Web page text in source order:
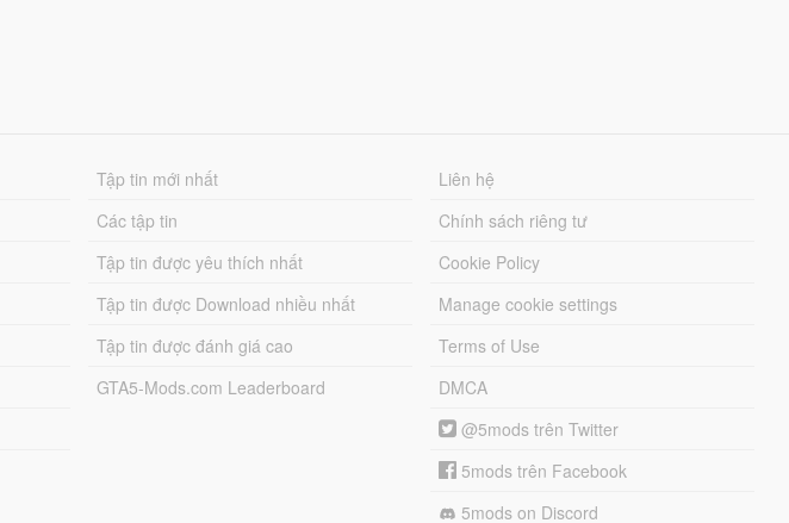
Tập tin mới nhất
Các tập tin
Tập tin được yêu thích nhất
Tập tin được Download nhiều nhất
Tập tin được đánh giá cao
GTA5-Mods.com Leaderboard
Liên hệ
Chính sách riêng tư
Cookie Policy
Manage cookie settings
Terms of Use
DMCA
@5mods trên Twitter
5mods trên Facebook
5mods on Discord